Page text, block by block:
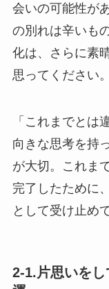
会いの可能性が
の別れは辛いも
化は、さらに素
思ってください。
「これまでとは
向きな思考を持
が大切。これま
完了したために
として受け止め
2-1.片思いを